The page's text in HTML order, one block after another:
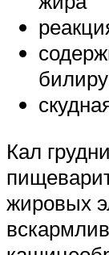
Кал
жировых